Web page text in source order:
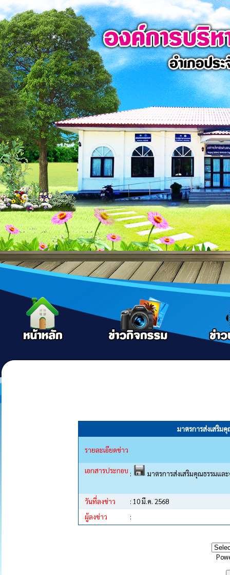
มาตรการส่งเสริม
รายละเอียดข่าว
เอกสารประกอบ : มาตรการส่งเสริมคุณธรรมแล
วันที่ลงข่าว
: 10 มี.ค. 2568
ผู้ลงข่าว
: